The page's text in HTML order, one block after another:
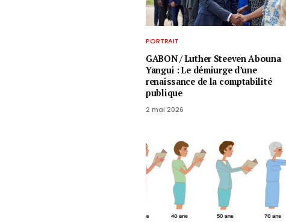
PORTRAIT
GABON / ​Luther Steeven Abouna
Yangui : Le démiurge d’une
renaissance de la comptabilité
publique
2 mai 2026